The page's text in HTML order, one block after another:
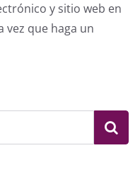
y sitio web en
vez que haga un